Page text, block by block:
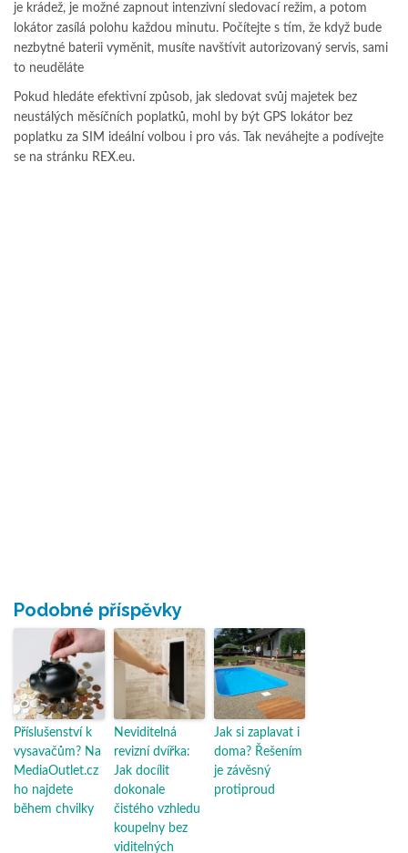
je krádež, je možné zapnout intenzivní sledovací režim, a potom
lokátor zasílá polohu každou minutu. Počítejte s tím, že když bude
nezbytné baterii vyměnit, musíte navštívit autorizovaný servis, sami
to neuděláte
Pokud hledáte efektivní způsob, jak sledovat svůj majetek bez
neustálých měsíčních poplatků, mohl by být GPS lokátor bez
poplatku za SIM ideální volbou i pro vás. Tak neváhejte a podívejte
se na stránku REX.eu.
Podobné příspěvky
Příslušenství k
vysavačům? Na
MediaOutlet.cz
ho najdete
během chvilky
Neviditelná
revizní dvířka:
Jak docílit
dokonale
čistého vzhledu
koupelny bez
viditelných
Jak si zaplavat i
doma? Řešením
je závěsný
protiproud